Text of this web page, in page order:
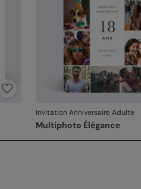
Invitation Anniversaire Adulte
Multiphoto Élégance